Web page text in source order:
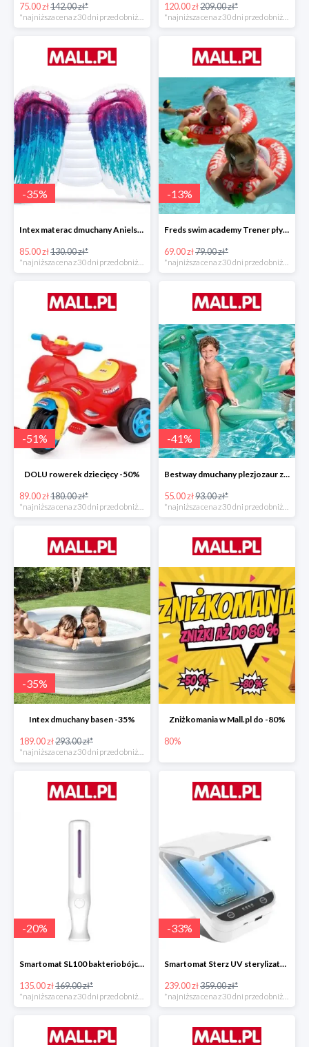
75.00 zł142.00 zł*
*najniższa cena z 30 dni przed obniżką
120.00 zł209.00 zł*
*najniższa cena z 30 dni przed obniżką
-35%
Intex materac dmuchany Anielskie skrzydła -34%
85.00 zł130.00 zł*
-13%
Freds swim academy Trener pływania
69.00 zł79.00 zł*
-51%
DOLU rowerek dziecięcy -50%
89.00 zł180.00 zł*
*najniższa cena z 30 dni przed obniżką
-41%
Bestway dmuchany plezjozaur z uchwytami -40%
55.00 zł93.00 zł*
*najniższa cena z 30 dni przed obniżką
-35%
Intex dmuchany basen -35%
189.00 zł293.00 zł*
Zniżkomania w Mall.pl do -80%
80%
-20%
Smartomat SL100 bakteriobójcza lampa UV -20%
135.00 zł169.00 zł*
-33%
Smartomat Sterz UV sterylizator -33%
239.00 zł359.00 zł*